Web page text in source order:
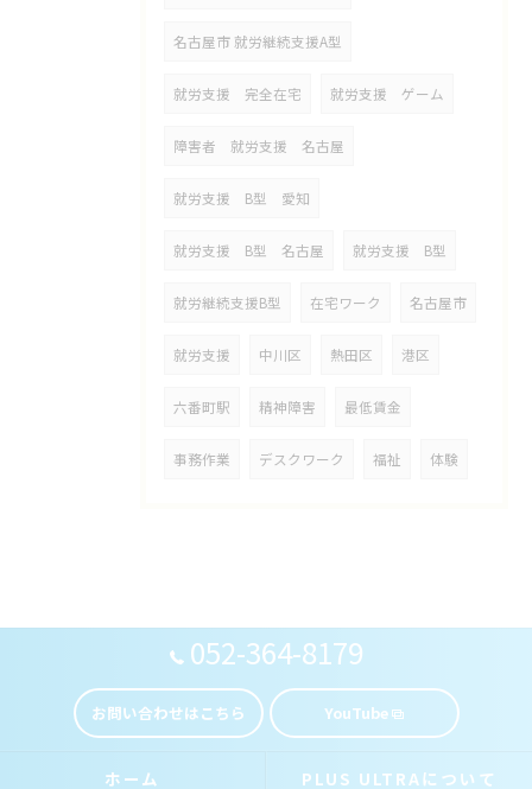
名古屋市 就労継続支援A型
就労支援 完全在宅 就労支援 ゲーム
障害者 就労支援 名古屋
就労支援 B型 愛知
就労支援 B型 名古屋 就労支援 B型
就労継続支援B型 在宅ワーク 名古屋市
就労支援 中川区 熱田区 港区
六番町駅 精神障害 最低賃金
事務作業 デスクワーク 福祉 体験
052-364-8179
お問い合わせはこちら YouTube
ホーム PLUS ULTRAについて